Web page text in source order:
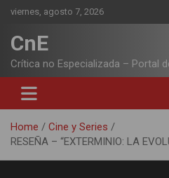
Skip
content
viernes, agosto 7, 2026
CnE
Crítica no Especializada – Portal
Home
Cine y Series
RESEÑA – “EXTERMINIO: LA